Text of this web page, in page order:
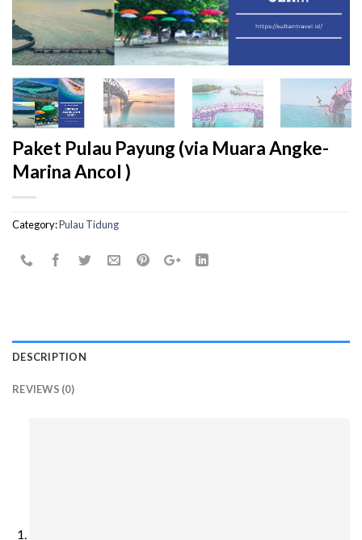
Paket Pulau Payung (via Muara Angke-
Marina Ancol )
Category:Pulau Tidung
DESCRIPTION
REVIEWS (0)